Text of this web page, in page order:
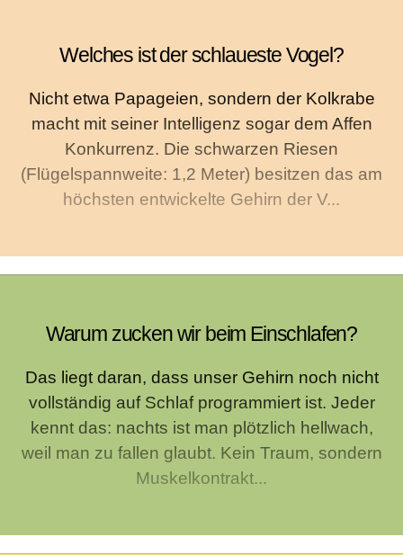
Welches ist der schlaueste Vogel?
Nicht etwa Papageien, sondern der Kolkrabe
macht mit seiner Intelligenz sogar dem Affen
Konkurrenz. Die schwarzen Riesen
(Flügelspannweite: 1,2 Meter) besitzen das am
höchsten entwickelte Gehirn der V...
Warum zucken wir beim Einschlafen?
Das liegt daran, dass unser Gehirn noch nicht
vollständig auf Schlaf programmiert ist. Jeder
kennt das: nachts ist man plötzlich hellwach,
weil man zu fallen glaubt. Kein Traum, sondern
Muskelkontrakt...